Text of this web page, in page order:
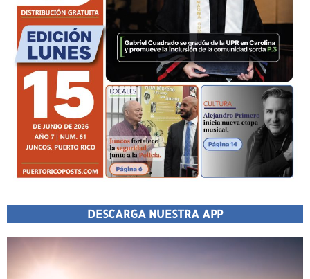
DESCARGA NUESTRA APP